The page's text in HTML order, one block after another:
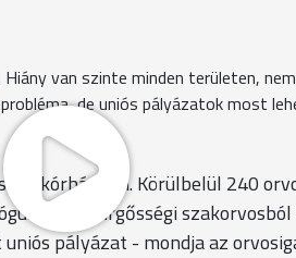
van szinte minden területen,
de uniós pályázatok most
kórházban. Körülbelül 240
és sürgősségi
pályázat - mondja az